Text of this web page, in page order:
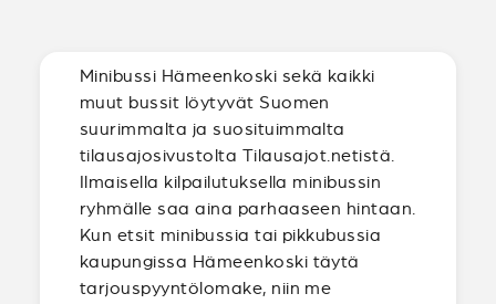
Minibussi Hämeenkoski sekä kaikki
muut bussit löytyvät Suomen
suurimmalta ja suosituimmalta
tilausajosivustolta Tilausajot.netistä.
Ilmaisella kilpailutuksella minibussin
ryhmälle saa aina parhaaseen hintaan.
Kun etsit minibussia tai pikkubussia
kaupungissa Hämeenkoski täytä
tarjouspyyntölomake, niin me